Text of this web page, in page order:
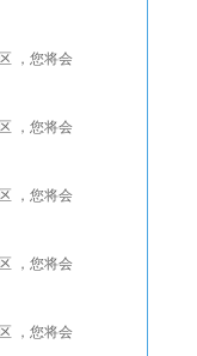
，您将会
，您将会
，您将会
，您将会
，您将会